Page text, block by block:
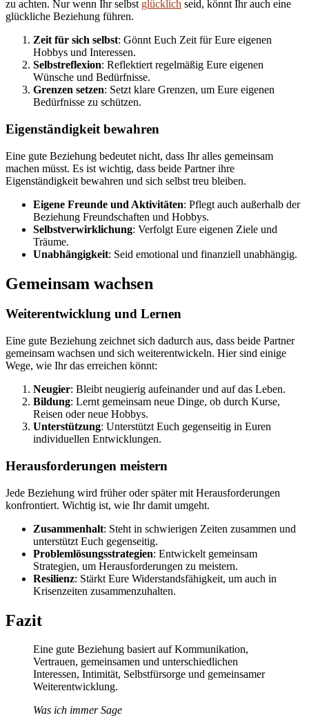
zu achten. Nur wenn Ihr selbst glücklich seid, könnt Ihr auch eine
glückliche Beziehung führen.
Zeit für sich selbst: Gönnt Euch Zeit für Eure eigenen
Hobbys und Interessen.
Selbstreflexion: Reflektiert regelmäßig Eure eigenen
Wünsche und Bedürfnisse.
Grenzen setzen: Setzt klare Grenzen, um Eure eigenen
Bedürfnisse zu schützen.
Eigenständigkeit bewahren
Eine gute Beziehung bedeutet nicht, dass Ihr alles gemeinsam
machen müsst. Es ist wichtig, dass beide Partner ihre
Eigenständigkeit bewahren und sich selbst treu bleiben.
Eigene Freunde und Aktivitäten: Pflegt auch außerhalb der
Beziehung Freundschaften und Hobbys.
Selbstverwirklichung: Verfolgt Eure eigenen Ziele und
Träume.
Unabhängigkeit: Seid emotional und finanziell unabhängig.
Gemeinsam wachsen
Weiterentwicklung und Lernen
Eine gute Beziehung zeichnet sich dadurch aus, dass beide Partner
gemeinsam wachsen und sich weiterentwickeln. Hier sind einige
Wege, wie Ihr das erreichen könnt:
Neugier: Bleibt neugierig aufeinander und auf das Leben.
Bildung: Lernt gemeinsam neue Dinge, ob durch Kurse,
Reisen oder neue Hobbys.
Unterstützung: Unterstützt Euch gegenseitig in Euren
individuellen Entwicklungen.
Herausforderungen meistern
Jede Beziehung wird früher oder später mit Herausforderungen
konfrontiert. Wichtig ist, wie Ihr damit umgeht.
Zusammenhalt: Steht in schwierigen Zeiten zusammen und
unterstützt Euch gegenseitig.
Problemlösungsstrategien: Entwickelt gemeinsam
Strategien, um Herausforderungen zu meistern.
Resilienz: Stärkt Eure Widerstandsfähigkeit, um auch in
Krisenzeiten zusammenzuhalten.
Fazit
Eine gute Beziehung basiert auf Kommunikation,
Vertrauen, gemeinsamen und unterschiedlichen
Interessen, Intimität, Selbstfürsorge und gemeinsamer
Weiterentwicklung.
Was ich immer Sage